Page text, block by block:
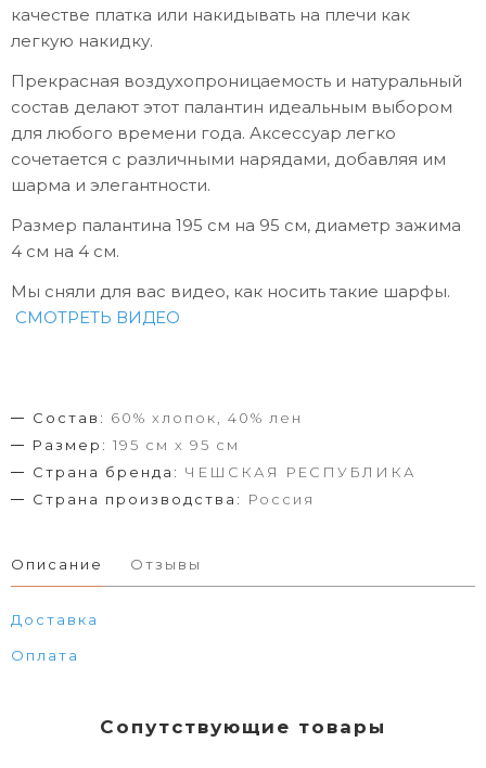
качестве платка или накидывать на плечи как
легкую накидку.
Прекрасная воздухопроницаемость и натуральный
состав делают этот палантин идеальным выбором
для любого времени года. Аксессуар легко
сочетается с различными нарядами, добавляя им
шарма и элегантности.
Размер палантина 195 см на 95 см, диаметр зажима
4 см на 4 см.
Мы сняли для вас видео, как носить такие шарфы.
СМОТРЕТЬ ВИДЕО
Состав: 60% хлопок, 40% лен
Размер: 195 см х 95 см
Страна бренда: ЧЕШСКАЯ РЕСПУБЛИКА
Страна производства:
Россия
Описание Отзывы
Доставка
Оплата
Сопутствующие товары